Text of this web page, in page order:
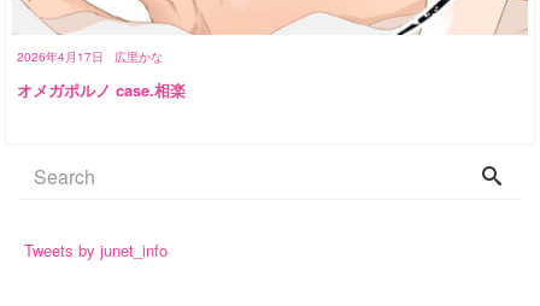
2026年4月17日 広里かな
オメガポルノ case.相楽
Tweets by junet_info